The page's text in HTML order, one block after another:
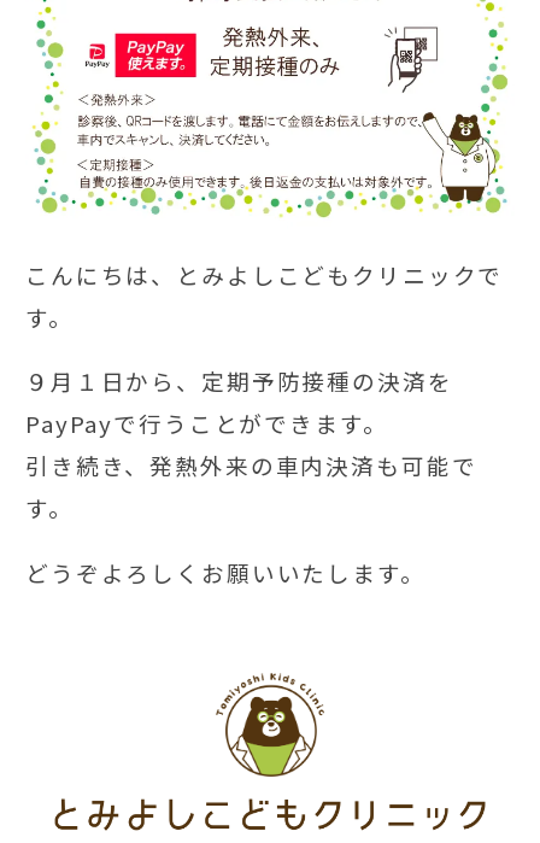
こんにちは、とみよしこどもクリニックで
す。
９月１日から、定期予防接種の決済を
PayPayで行うことができます。
引き続き、発熱外来の車内決済も可能で
す。
どうぞよろしくお願いいたします。